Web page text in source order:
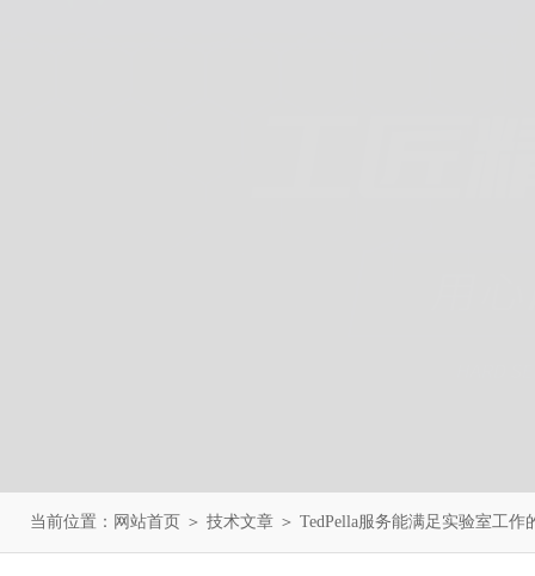
当前位置： 网站首页 ＞ 技术文章 ＞ TedPella服务能满足实验室工作